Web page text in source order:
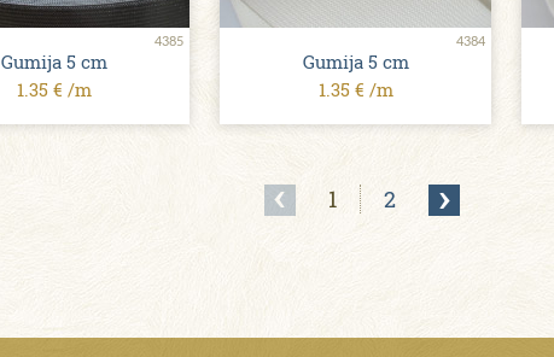
4385
Gumija 5 сm
1.35 € /m
4384
Gumija 5 сm
1.35 € /m
1 2